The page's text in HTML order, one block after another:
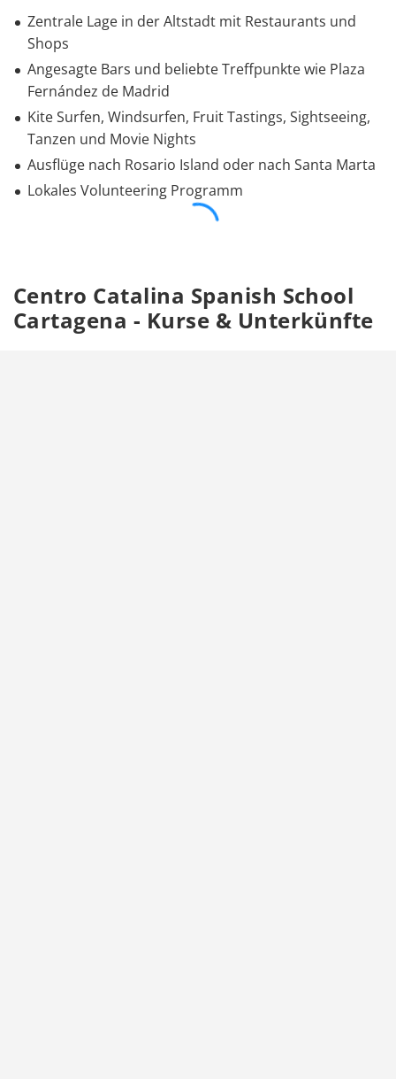
Zentrale Lage in der Altstadt mit Restaurants und
Shops
Angesagte Bars und beliebte Treffpunkte wie Plaza
Fernández de Madrid
Kite Surfen, Windsurfen, Fruit Tastings, Sightseeing,
Tanzen und Movie Nights
Ausflüge nach Rosario Island oder nach Santa Marta
Lokales Volunteering Programm
Centro Catalina Spanish School
Cartagena - Kurse & Unterkünfte